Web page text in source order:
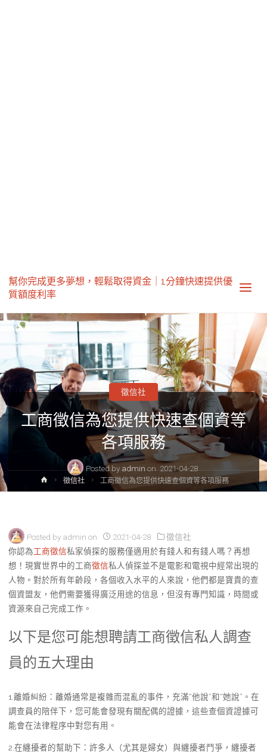
幫你完成更多夢想，輕鬆取得資金｜1分鐘快速提供優
質額度利率‎
工商徵信為您提供快速查個資等
各項服務
Posted by admin on 2021-04-28
徵信社
Home徵信社 工商徵信為您提供快速查個資等各項服務
Posted by admin on 2021-04-28
徵信社
你認為工商徵信私家偵探的服務僅適用於有錢人和有錢人嗎？再想
想！現實世界中的工商徵信私人偵探並不是電影和電視中經常出現的
人物。對於所有年齡段，各個收入水平的人來說，他們都是寶貴的查
個資盟友，他們需要獲得廣泛用途的信息，但沒有專門知識，時間或
資源來自己完成工作。
以下是您可能想聘請工商徵信私人調查
員的五大理由
1.離婚糾紛：離婚通常是複雜而混亂的事件，充滿“他說”和“她說”。在
調查員的陪伴下，您可能會發現有關配偶的證據，這些查個資證據可
能會在法律程序中對您有用。
2.在纏擾者的幫助下：許多人（尤其是婦女）與纏擾者鬥爭，纏擾者